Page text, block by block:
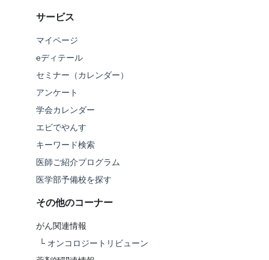
サービス
マイページ
eディテール
セミナー（カレンダー）
アンケート
学会カレンダー
エビでやんす
キーワード検索
医師ご紹介プログラム
医学部予備校を探す
その他のコーナー
がん関連情報
└ オンコロジートリビューン